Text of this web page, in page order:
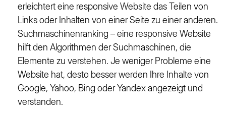
erleichtert eine responsive Website das Teilen von
Links oder Inhalten von einer Seite zu einer anderen.
Suchmaschinenranking – eine responsive Website
hilft den Algorithmen der Suchmaschinen, die
Elemente zu verstehen. Je weniger Probleme eine
Website hat, desto besser werden Ihre Inhalte von
Google, Yahoo, Bing oder Yandex angezeigt und
verstanden.